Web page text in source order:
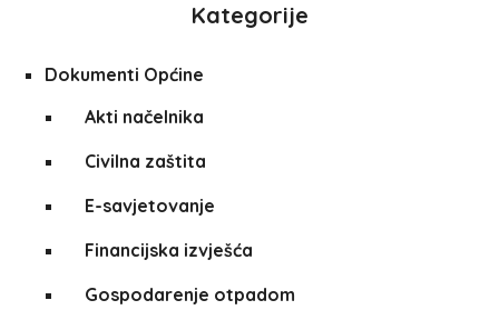
Kategorije
Dokumenti Općine
Akti načelnika
Civilna zaštita
E-savjetovanje
Financijska izvješća
Gospodarenje otpadom